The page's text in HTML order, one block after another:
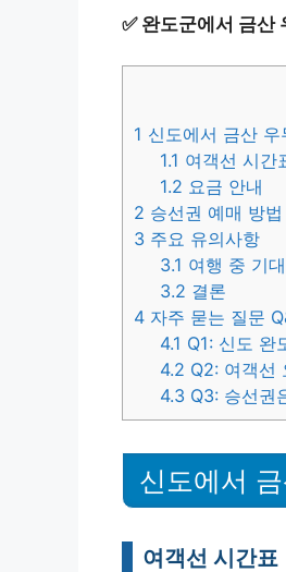
✅ 완도군에서 금산
1 신도에서 금산
1.1 여객선 시간
1.2 요금 안내
2 승선권 예매 방법
3 주요 유의사항
3.1 여행 중 기
3.2 결론
4 자주 묻는 질문
4.1 Q1: 신도 완
4.2 Q2: 여객선
4.3 Q3: 승선권
신도에서
여객선 시간표